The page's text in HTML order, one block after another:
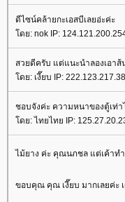
ดีไซน์คล้ายกะเอสบีเลยอ่ะค่ะ
ดย: nok IP:
สวยดีครับ แต่แนะนำลองเอาส้
ดย: เงี๊ยบ IP:
ชอบจังค่ะ ความหนาของตู้เท่า
ดย: ไทยไทย IP:
ไม้ยาง ค่ะ คุณนภชล แต่เค้าท
ขอบคุณ คุณ เงี๊ยบ มากเลยค่ะ